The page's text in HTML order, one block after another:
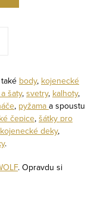
body, kojenecké
šaty, svetry, kalhoty,
, pyžama a spoustu
čepice, šátky pro
kojenecké deky,
.
. Opravdu si